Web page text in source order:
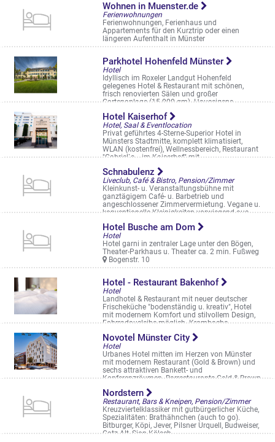
Wohnen in Muenster.de
Ferienwohnungen
Ferienwohnungen, Ferienhaus und
Appartements für den Kurztrip oder einen
längeren Aufenthalt in Münster
Parkhotel Hohenfeld Münster
Hotel
Idyllisch im Roxeler Landgut Hohenfeld
gelegenes Hotel & Restaurant mit schönen,
frisch renovierten Sälen und großer
Gartenanlage (15.000 qm). Hauseigene
Dingbängerweg 400
Hotel Kaiserhof
Hotel, Saal & Eventlocation
Privat geführtes 4-Sterne-Superior Hotel in
Münsters Stadtmitte, komplett klimatisiert,
WLAN (kostenfrei), Wellnessbereich, Restaurant
"Gabriel`s... im Kaiserhof" mit ...
Schnabulenz
Liveclub, Café & Bistro, Pension/Zimmer
Kleinkunst- u. Veranstaltungsbühne mit
ganztägigem Café- u. Barbetrieb und
angeschlossener Zimmervermietung. Vegane u.
konventionelle Kleinigkeiten vorwiegend aus ...
Hotel Busche am Dom
Hotel
Hotel garni in zentraler Lage unter den Bögen,
Theater-Parkhaus u. Theater ca. 2 min. Fußweg
Bogenstr. 10
Hotel - Restaurant Bakenhof
Hotel
Landhotel & Restaurant mit neuer deutscher
Frischeküche "bodenständig u. kreativ", Hotel
mit modernem Komfort und stilvollem Design,
Fahrradausleihe möglich. Krombache ...
Novotel Münster City
Hotel
Urbanes Hotel mitten im Herzen von Münster
mit modernem Restaurant (Gold & Brown) und
sechs attraktiven Bankett- und
Konferenzräumen. Barrestaurants Gold & Brown
Von-Steuben-Straße 4 bis 6
Nordstern
Restaurant, Bars & Kneipen, Pension/Zimmer
Kreuzviertelklassiker mit gutbürgerlicher Küche,
Spezialitäten: Brathähnchen (auch to go).
Bitburger, Köpi, Jever, Pilsner Urquell, Budweiser,
Gatz Alt, Sion Kölsch ...